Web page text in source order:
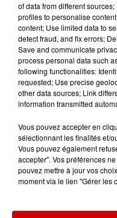
Jeux
Mans
of data from different
profiles to personalise
content; Use limited data to
detect fraud, and fix errors;
Save and communicate
process personal data such
following functionalities:
requested; Use precise
other data sources; Link
information transmitted
Vous pouvez accepter en
sélectionnant les finalités et/
Vous pouvez également
accepter". Vos préférences
pouvez mettre à jour vos
moment via le lien "Gérer les